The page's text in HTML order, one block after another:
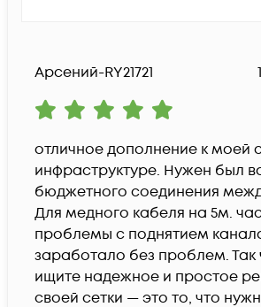
Арсений-RY21721
отличное дополнение к моей
инфраструктуре. Нужен был
бюджетного соединения
Для медного кабеля на 5м.
проблемы с поднятием
заработало без проблем. Так
ищите надежное и простое
своей сетки — это то, что